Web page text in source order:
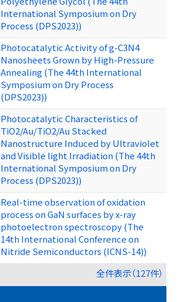
International Symposium on Dry
Process (DPS2023))
Photocatalytic Activity of g-C3N4
Nanosheets Grown by High-Pressure
Annealing (The 44th International
Symposium on Dry Process
(DPS2023))
Photocatalytic Characteristics of
TiO2/Au/TiO2/Au Stacked
Nanostructure Induced by Ultraviolet
and Visible light Irradiation (The 44th
International Symposium on Dry
Process (DPS2023))
Real-time observation of oxidation
process on GaN surfaces by x-ray
photoelectron spectroscopy (The
14th International Conference on
Nitride Semiconductors (ICNS-14))
全件表示（127件）